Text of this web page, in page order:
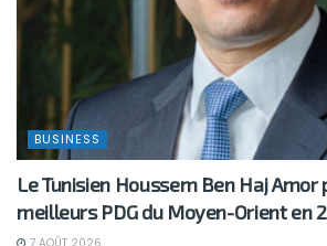
BUSINESS
Le Tunisien Houssem Ben Haj Amor
meilleurs PDG du Moyen-Orient en